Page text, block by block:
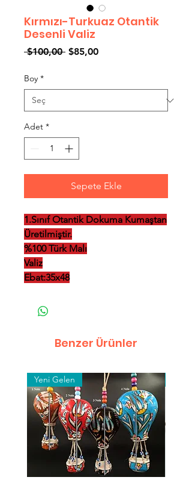
Kırmızı-Turkuaz Otantik
Desenli Valiz
$100,00 Normal
$85,00İndirimli
Boy *
Adet *
Sepete Ekle
1.Sınıf Otantik Dokuma Kumaştan
Üretilmiştir.
%100 Türk Malı
Valiz
Ebat:35x48
Benzer Ürünler
Yeni Gelen